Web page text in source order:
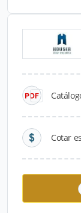
Cotar